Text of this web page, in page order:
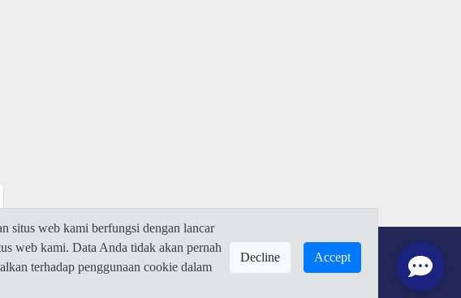
situs web kami berfungsi dengan lancar
web kami. Data Anda tidak akan pernah
terhadap penggunaan cookie dalam
Decline Accept